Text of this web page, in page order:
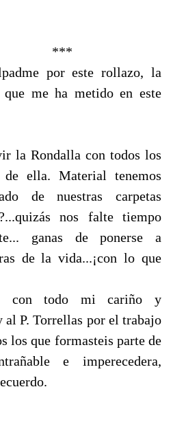
por este rollazo, la
me ha metido en este
la Rondalla con todos los
ella. Material tenemos
de nuestras carpetas
nos falte tiempo
ganas de ponerse a
de la vida...¡con lo que
con todo mi cariño y
P. Torrellas por el trabajo
los que formasteis parte de
e imperecedera,